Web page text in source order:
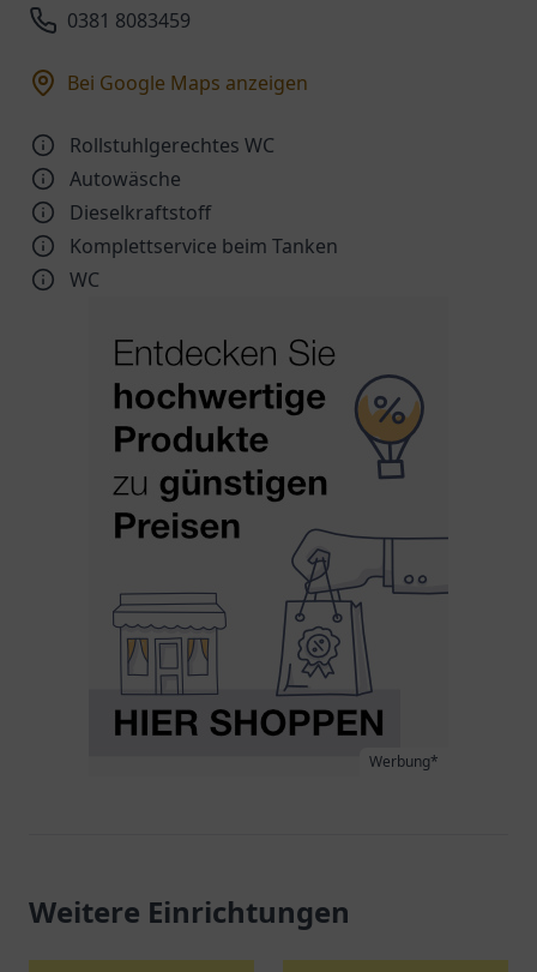
0381 8083459
Bei Google Maps anzeigen
Rollstuhlgerechtes WC
Autowäsche
Dieselkraftstoff
Komplettservice beim Tanken
WC
Werbung*
Weitere Einrichtungen